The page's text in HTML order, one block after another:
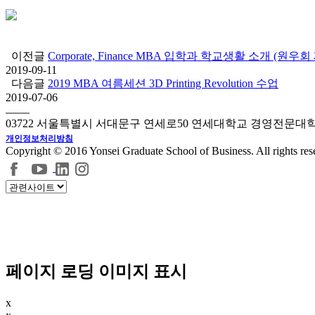
이전글 Corporate, Finance MBA 입학과 학교생활 소개 (원우
2019-09-11
다음글 2019 MBA 여름세션 3D Printing Revolution 수업
2019-07-06
03722 서울특별시 서대문구 연세로50 연세대학교 경영전문대
개인정보처리방침
Copyright © 2016 Yonsei Graduate School of Business. All rights
페이지 로딩 이미지 표시
x